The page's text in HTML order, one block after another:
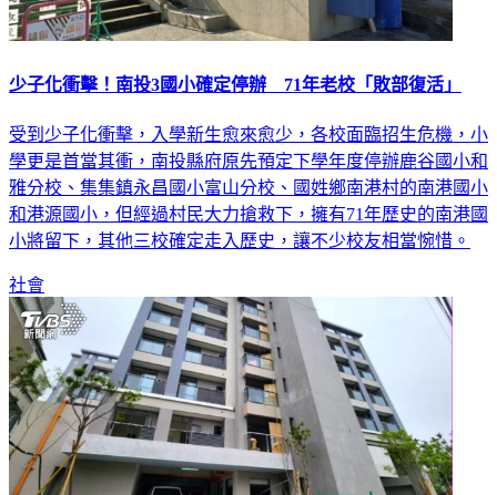
少子化衝擊！南投3國小確定停辦 71年老校「敗部復活」
受到少子化衝擊，入學新生愈來愈少，各校面臨招生危機，小
學更是首當其衝，南投縣府原先預定下學年度停辦鹿谷國小和
雅分校、集集鎮永昌國小富山分校、國姓鄉南港村的南港國小
和港源國小，但經過村民大力搶救下，擁有71年歷史的南港國
小將留下，其他三校確定走入歷史，讓不少校友相當惋惜。
社會